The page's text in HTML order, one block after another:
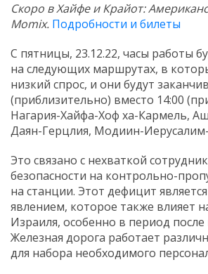
Скоро в Хайфе и Крайот:
Momix. Подробности и билеты
С пятницы, 23.12.22, часы работы
на следующих маршрутах, в
низкий спрос, и они будут
(приблизительно) вместо 14:00
Нагария-Хайфа-Хоф ха-Кармель,
Даян-Герцлия, Модиин-
Это связано с нехваткой
безопасности на контрольно-
на станции. Этот дефицит
явлением, которое также влияет
Израиля, особенно в период после
Железная дорога работает
для набора необходимого